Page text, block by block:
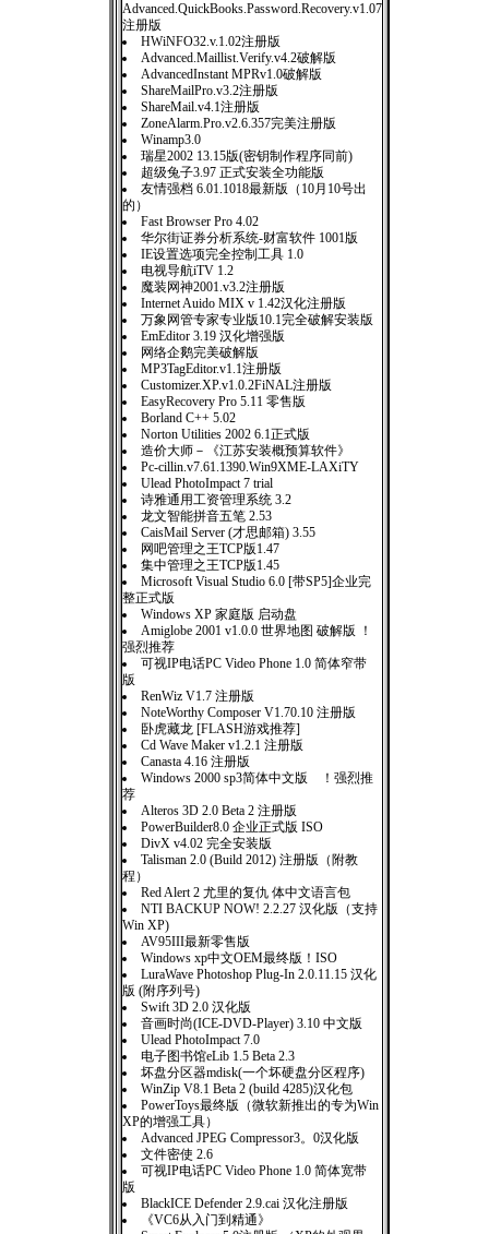
Advanced.QuickBooks.Password.Recovery.v1.07
注册版
HWiNFO32.v.1.02注册版
Advanced.Maillist.Verify.v4.2破解版
AdvancedInstant MPRv1.0破解版
ShareMailPro.v3.2注册版
ShareMail.v4.1注册版
ZoneAlarm.Pro.v2.6.357完美注册版
Winamp3.0
瑞星2002 13.15版(密钥制作程序同前)
超级兔子3.97 正式安装全功能版
友情强档 6.01.1018最新版（10月10号出
的）
Fast Browser Pro 4.02
华尔街证券分析系统-财富软件 1001版
IE设置选项完全控制工具 1.0
电视导航iTV 1.2
魔装网神2001.v3.2注册版
Internet Auido MIX v 1.42汉化注册版
万象网管专家专业版10.1完全破解安装版
EmEditor 3.19 汉化增强版
网络企鹅完美破解版
MP3TagEditor.v1.1注册版
Customizer.XP.v1.0.2FiNAL注册版
EasyRecovery Pro 5.11 零售版
Borland C++ 5.02
Norton Utilities 2002 6.1正式版
造价大师－《江苏安装概预算软件》
Pc-cillin.v7.61.1390.Win9XME-LAXiTY
Ulead PhotoImpact 7 trial
诗雅通用工资管理系统 3.2
龙文智能拼音五笔 2.53
CaisMail Server (才思邮箱) 3.55
网吧管理之王TCP版1.47
集中管理之王TCP版1.45
Microsoft Visual Studio 6.0 [带SP5]企业完
整正式版
Windows XP 家庭版 启动盘
Amiglobe 2001 v1.0.0 世界地图 破解版 ！
强烈推荐
可视IP电话PC Video Phone 1.0 简体窄带
版
RenWiz V1.7 注册版
NoteWorthy Composer V1.70.10 注册版
卧虎藏龙 [FLASH游戏推荐]
Cd Wave Maker v1.2.1 注册版
Canasta 4.16 注册版
Windows 2000 sp3简体中文版 ！强烈推
荐
Alteros 3D 2.0 Beta 2 注册版
PowerBuilder8.0 企业正式版 ISO
DivX v4.02 完全安装版
Talisman 2.0 (Build 2012) 注册版（附教
程）
Red Alert 2 尤里的复仇 体中文语言包
NTI BACKUP NOW! 2.2.27 汉化版（支持
Win XP)
AV95III最新零售版
Windows xp中文OEM最终版！ISO
LuraWave Photoshop Plug-In 2.0.11.15 汉化
版 (附序列号)
Swift 3D 2.0 汉化版
音画时尚(ICE-DVD-Player) 3.10 中文版
Ulead PhotoImpact 7.0
电子图书馆eLib 1.5 Beta 2.3
坏盘分区器mdisk(一个坏硬盘分区程序)
WinZip V8.1 Beta 2 (build 4285)汉化包
PowerToys最终版（微软新推出的专为Win
XP的增强工具）
Advanced JPEG Compressor3。0汉化版
文件密使 2.6
可视IP电话PC Video Phone 1.0 简体宽带
版
BlackICE Defender 2.9.cai 汉化注册版
《VC6从入门到精通》